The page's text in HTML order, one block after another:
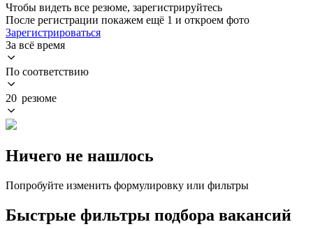
Чтобы видеть все резюме, зарегистрируйтесь
После регистрации покажем ещё 1 и откроем фото
Зарегистрироваться
За всё время
По соответствию
20 резюме
Ничего не нашлось
Попробуйте изменить формулировку или фильтры
Быстрые фильтры подбора вакансий